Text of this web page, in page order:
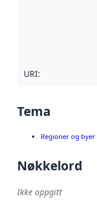
URI:
Tema
Regioner og byer
Nøkkelord
Ikke oppgitt